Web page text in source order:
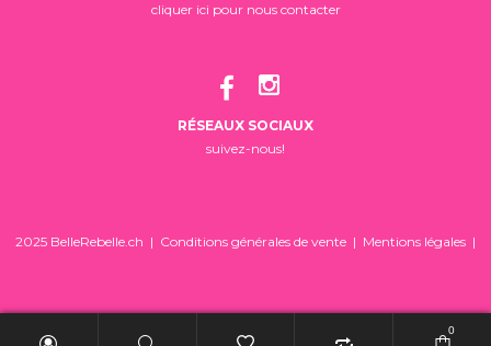
cliquer ici pour nous contacter
RÉSEAUX SOCIAUX
suivez-nous!
2025 BelleRebelle.ch | Conditions générales de vente | Mentions légales |
0